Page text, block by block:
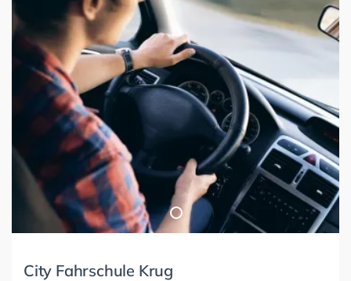
City Fahrschule Krug